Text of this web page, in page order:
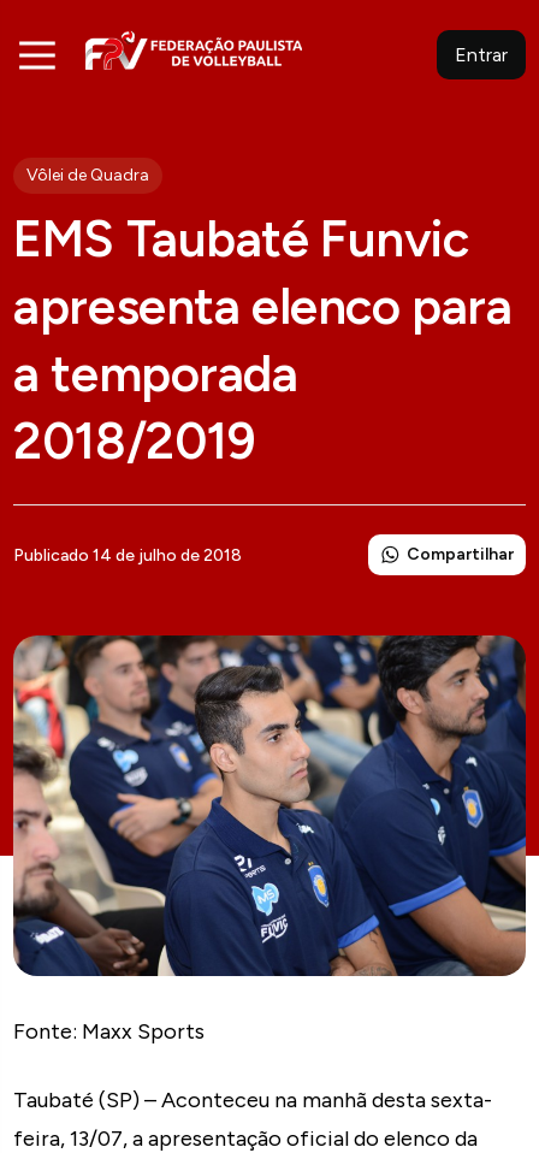
Entrar
Vôlei de Quadra
EMS Taubaté Funvic
apresenta elenco para
a temporada
2018/2019
Publicado 14 de julho de 2018 Compartilhar
Fonte: Maxx Sports
Taubaté (SP) – Aconteceu na manhã desta sexta-
feira, 13/07, a apresentação oficial do elenco da